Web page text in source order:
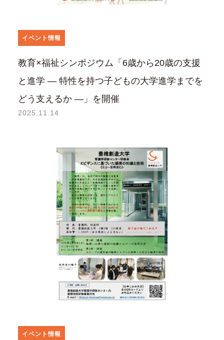
イベント情報
教育×福祉シンポジウム「6歳から20歳の支援
と進学 ― 特性を持つ子どもの大学進学までを
どう支えるか ―」を開催
2025.11.14
イベント情報